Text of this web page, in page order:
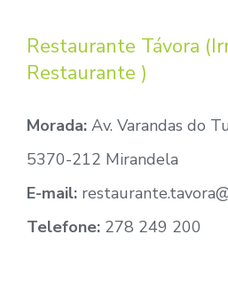
Restaurante Távora
Restaurante )
Morada: Av. Varandas do
5370-212 Mirandela
E-mail:
Telefone: 278 249 200